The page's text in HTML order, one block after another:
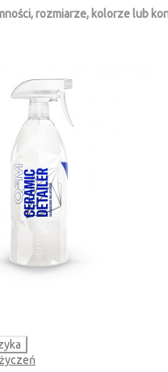
rozmiarze, kolorze lub